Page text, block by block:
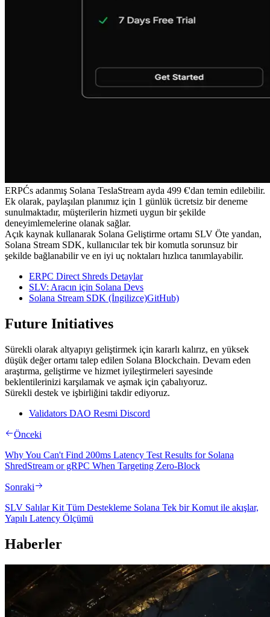
ERPĆs adanmış Solana TeslaStream ayda 499 €'dan temin edilebilir.
Ek olarak, paylaşılan planımız için 1 günlük ücretsiz bir deneme
sunulmaktadır, müşterilerin hizmeti uygun bir şekilde
deneyimlemelerine olanak sağlar.
Açık kaynak kullanarak Solana Geliştirme ortamı SLV Öte yandan,
Solana Stream SDK, kullanıcılar tek bir komutla sorunsuz bir
şekilde bağlanabilir ve en iyi uç noktaları hızlıca tanımlayabilir.
ERPC Direct Shreds Detaylar
SLV: Aracın için Solana Devs
Solana Stream SDK (İngilizce)GitHub)
Future Initiatives
Sürekli olarak altyapıyı geliştirmek için kararlı kalırız, en yüksek
düşük değer ortamı talep edilen Solana Blockchain. Devam eden
araştırma, geliştirme ve hizmet iyileştirmeleri sayesinde
beklentilerinizi karşılamak ve aşmak için çabalıyoruz.
Sürekli destek ve işbirliğini takdir ediyoruz.
Validators DAO Resmi Discord
Önceki
Why You Can't Find 200ms Latency Test Results for Solana
ShredStream or gRPC When Targeting Zero-Block
Sonraki
SLV Salılar Kit Tüm Destekleme Solana Tek bir Komut ile akışlar,
Yapılı Latency Ölçümü
Haberler